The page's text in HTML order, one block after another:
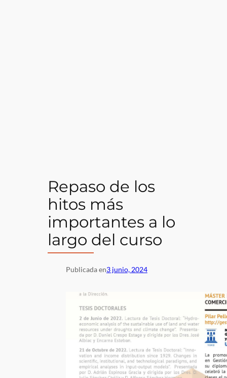
Repaso de los
hitos más
importantes a lo
largo del curso
Publicada en3 junio, 2024